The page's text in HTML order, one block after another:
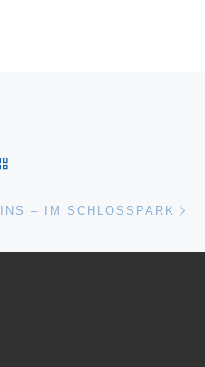
– IM SCHLOSSPARK